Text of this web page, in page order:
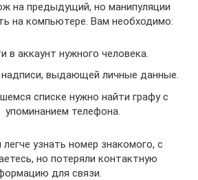
на предыдущий, но манипуляции
на компьютере. Вам необходимо:
в аккаунт нужного человека.
выдающей личные данные.
списке нужно найти графу с
упоминанием телефона.
узнать номер знакомого, с
но потеряли контактную
для связи.